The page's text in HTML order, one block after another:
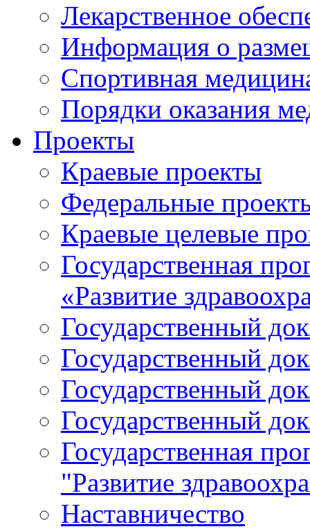
Лекарственное
Информация о
Спортивная
Порядки оказания
Проекты
Краевые проекты
Федеральные
Краевые целевые
Государственная
«Развитие
Государственный
Государственный
Государственный
Государственный
Государственная
"Развитие
Наставничество